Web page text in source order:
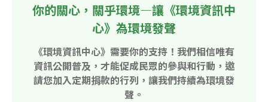
你的關心，關乎環境—讓《環境資訊中
心》為環境發聲
《環境資訊中心》需要你的支持！我們相信唯有
資訊公開普及，才能促成民眾的參與和行動，邀
請您加入定期捐款的行列，讓我們持續為環境發
聲。